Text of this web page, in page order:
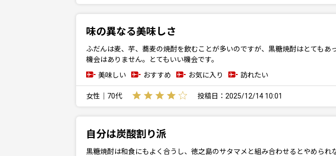
味の異なる美味しさ
ふだんは麦、芋、蕎麦の焼酎を飲むことが多いのですが、黒糖焼酎はとても
機会はありません。とてもいい機会です。
美味しい
おすすめ お気に入り 訪れたい
女性｜70代 投稿日：2025/12/14 10:01
自分は炭酸割り派
黒糖焼酎は和食にもよく合うし、徳之島のサタマメと組み合わせるとやめられ